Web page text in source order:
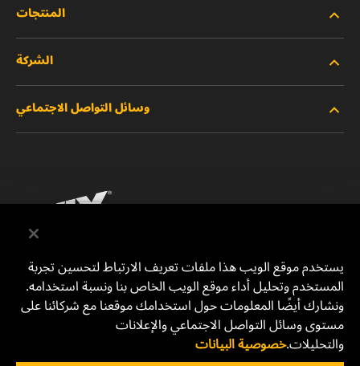
المنتجات
المنتجات الجديدة
المنتجات المتوقفة/المستبدلة
الشركة
الوظائف
إشعار قانوني
الطباعة
للتواصل معنا
وسائل التواصل الاجتماعي
يوتيوب
MANN+HUMMEL Middle East FZE
DAFZA (Dubai Airport Free Zone)
يستخدم موقع الويب هذا ملفات تعريف الارتباط لتحسين تجربة
المستخدم وتحليل أداء موقع الويب الخاص بنا ونسبة استخدامه.
ونشارك أيضًا المعلومات حول استخدامك موقعنا مع شركائنا على
مستوى وسائل التواصل الاجتماعي والإعلانات
والتحليلات.خصوصية البيانات